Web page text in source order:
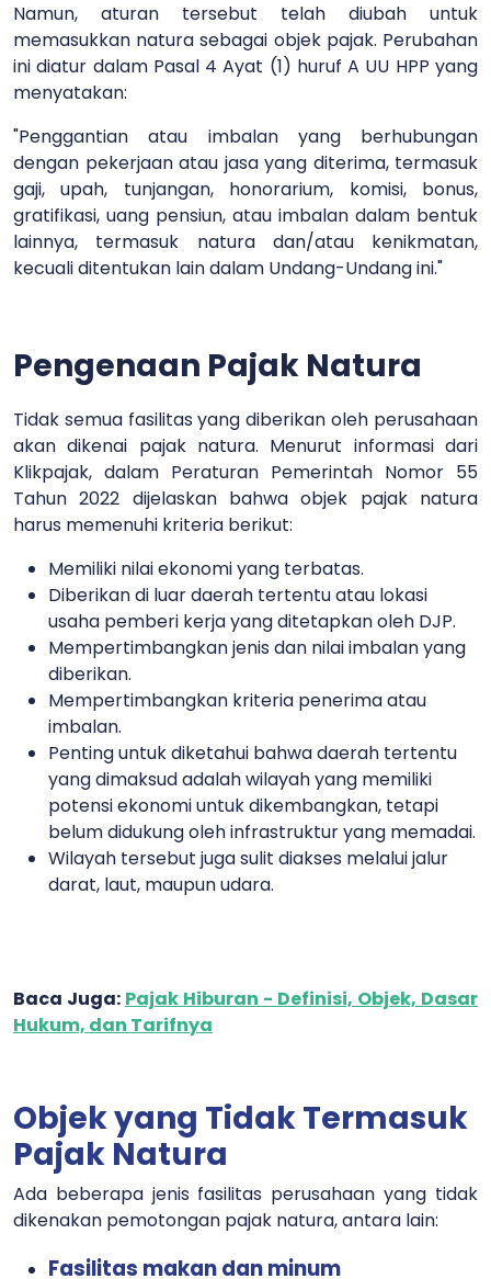
Namun, aturan tersebut telah diubah untuk
memasukkan natura sebagai objek pajak. Perubahan
ini diatur dalam Pasal 4 Ayat (1) huruf A UU HPP yang
menyatakan:
"Penggantian atau imbalan yang berhubungan
dengan pekerjaan atau jasa yang diterima, termasuk
gaji, upah, tunjangan, honorarium, komisi, bonus,
gratifikasi, uang pensiun, atau imbalan dalam bentuk
lainnya, termasuk natura dan/atau kenikmatan,
kecuali ditentukan lain dalam Undang-Undang ini."
Pengenaan Pajak Natura
Tidak semua fasilitas yang diberikan oleh perusahaan
akan dikenai pajak natura. Menurut informasi dari
Klikpajak, dalam Peraturan Pemerintah Nomor 55
Tahun 2022 dijelaskan bahwa objek pajak natura
harus memenuhi kriteria berikut:
Memiliki nilai ekonomi yang terbatas.
Diberikan di luar daerah tertentu atau lokasi
usaha pemberi kerja yang ditetapkan oleh DJP.
Mempertimbangkan jenis dan nilai imbalan yang
diberikan.
Mempertimbangkan kriteria penerima atau
imbalan.
Penting untuk diketahui bahwa daerah tertentu
yang dimaksud adalah wilayah yang memiliki
potensi ekonomi untuk dikembangkan, tetapi
belum didukung oleh infrastruktur yang memadai.
Wilayah tersebut juga sulit diakses melalui jalur
darat, laut, maupun udara.
Baca Juga: Pajak Hiburan - Definisi, Objek, Dasar
Hukum, dan Tarifnya
Objek yang Tidak Termasuk
Pajak Natura
Ada beberapa jenis fasilitas perusahaan yang tidak
dikenakan pemotongan pajak natura, antara lain:
Fasilitas makan dan minum